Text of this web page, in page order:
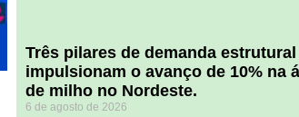
​Três pilares de demanda estrutural
impulsionam o avanço de 10% na
de milho no Nordeste.
6 de agosto de 2026